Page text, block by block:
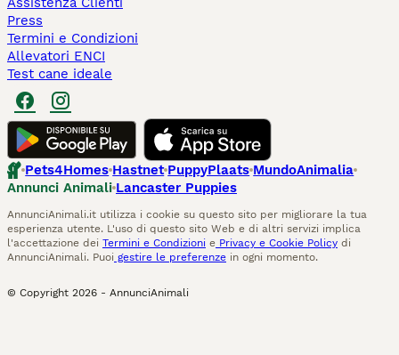
Press
Termini e Condizioni
Allevatori ENCI
Test cane ideale
Pets4Homes Hastnet PuppyPlaats MundoAnimalia
Annunci Animali Lancaster Puppies
AnnunciAnimali.it utilizza i cookie su questo sito per migliorare la tua
esperienza utente. L'uso di questo sito Web e di altri servizi implica
l'accettazione dei Termini e Condizioni e Privacy e Cookie Policy di
AnnunciAnimali. Puoi gestire le preferenze in ogni momento.
© Copyright 2026 - AnnunciAnimali